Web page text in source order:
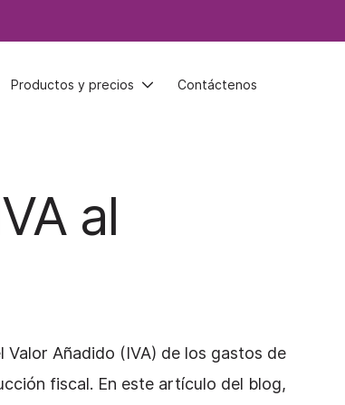
Productos y precios Contáctenos
Productos y precios Contáctenos
al
Valor Añadido (IVA) de los gastos de
fiscal. En este artículo del blog,